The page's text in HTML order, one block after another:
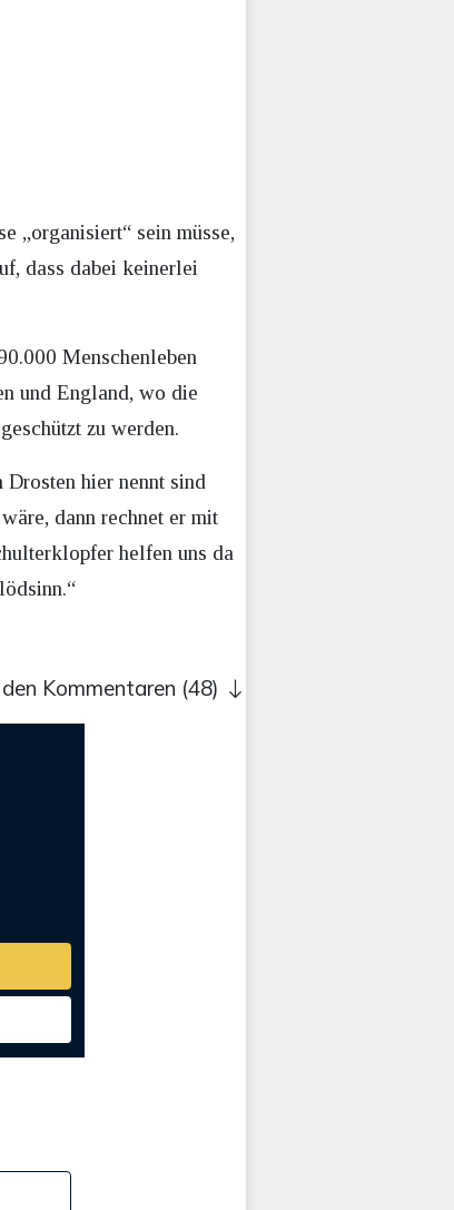
„organisiert“ sein müsse,
dass dabei keinerlei
Menschenleben
und England, wo die
zu werden.
hier nennt sind
dann rechnet er mit
helfen uns da
Kommentaren (48)